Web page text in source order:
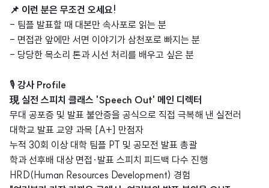
📌 이런 분은 무조건 오세요!
- 팀플 발표할 때 대본만 속사포로 읽는 분
- 면접관 앞에만 서면 이야기가 삼천포로 빠지는 분
- 당당한 목소리 톤과 시선 처리를 배우고 싶은 분
🎙️ 강사 Profile
現 실전 스피치 클래스 'Speech Out' 메인 디렉터
무대 공포증 및 발표 불안증을 공식으로 직접 극복해 낸 실전러
대학교 발표 교양 과목 [A+] 만점자
누적 30회 이상 대학 팀플 PT 및 공모전 발표 총괄
학과 선후배 대상 면접·발표 스피치 피드백 다수 진행
HRD(Human Resources Development) 경험